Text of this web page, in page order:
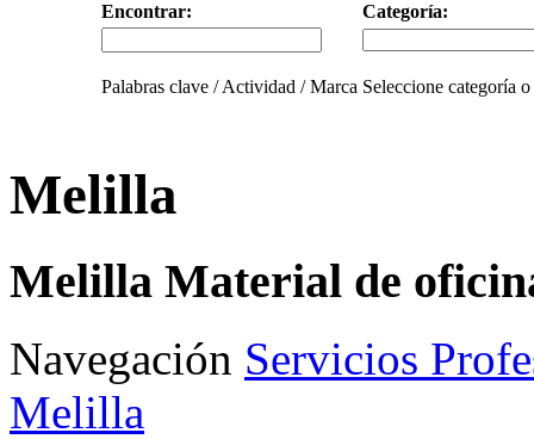
Encontrar: Categoría:
Palabras clave / Actividad / Marca Seleccione categoría
Melilla
Melilla Material de
Navegación Servicios
Melilla